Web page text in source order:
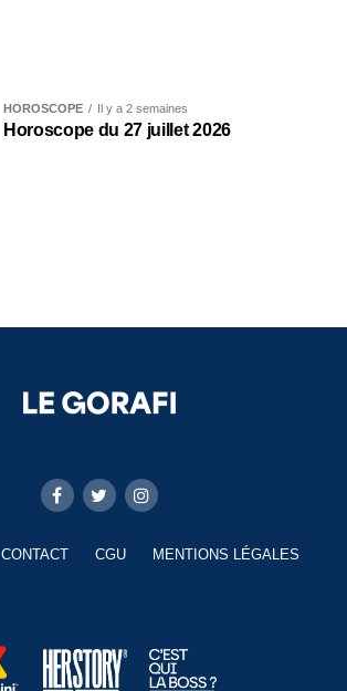
HOROSCOPE Il y a 2 semaines
Horoscope du 27 juillet 2026
CONTACT CGU MENTIONS LÉGALES